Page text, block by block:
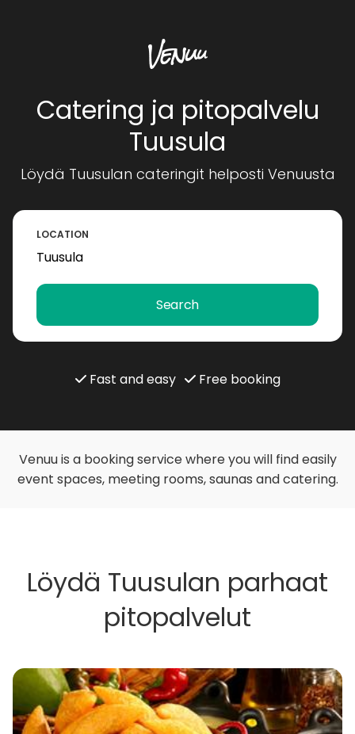
Catering ja pitopalvelu
Tuusula
Löydä Tuusulan cateringit helposti Venuusta
LOCATION
Search
Fast and easy Free booking
Venuu is a booking service where you will find easily
event spaces, meeting rooms, saunas and catering.
Löydä Tuusulan parhaat
pitopalvelut